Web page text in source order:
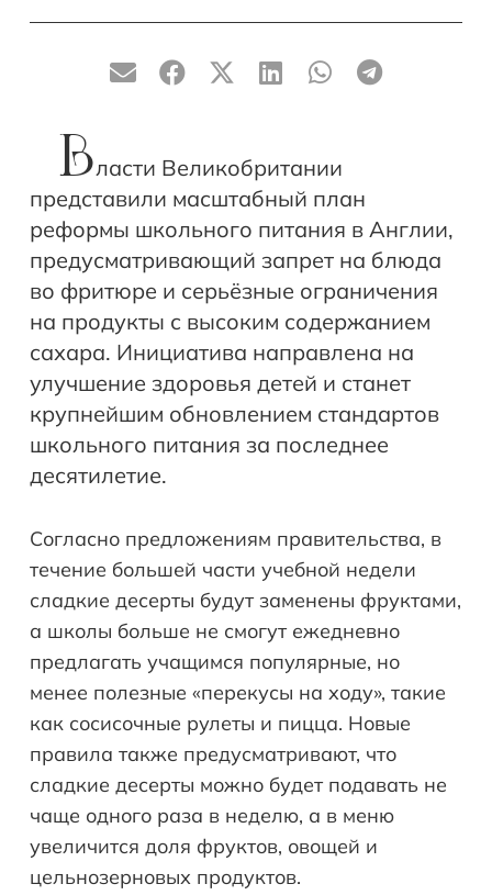
Власти Великобритании
представили масштабный план
реформы школьного питания в Англии,
предусматривающий запрет на блюда
во фритюре и серьёзные ограничения
на продукты с высоким содержанием
сахара. Инициатива направлена на
улучшение здоровья детей и станет
крупнейшим обновлением стандартов
школьного питания за последнее
десятилетие.
Согласно предложениям правительства, в
течение большей части учебной недели
сладкие десерты будут заменены фруктами,
а школы больше не смогут ежедневно
предлагать учащимся популярные, но
менее полезные «перекусы на ходу», такие
как сосисочные рулеты и пицца. Новые
правила также предусматривают, что
сладкие десерты можно будет подавать не
чаще одного раза в неделю, а в меню
увеличится доля фруктов, овощей и
цельнозерновых продуктов.